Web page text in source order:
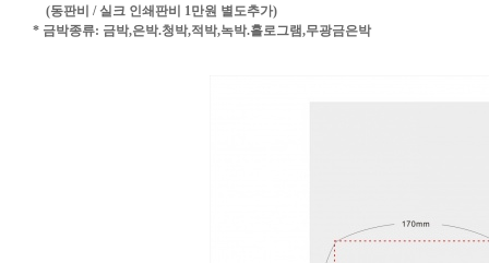
(동판비 / 실크 인쇄판비 1만원 별도추가)
* 금박종류: 금박,은박.청박,적박,녹박.홀로그램,무광금은박